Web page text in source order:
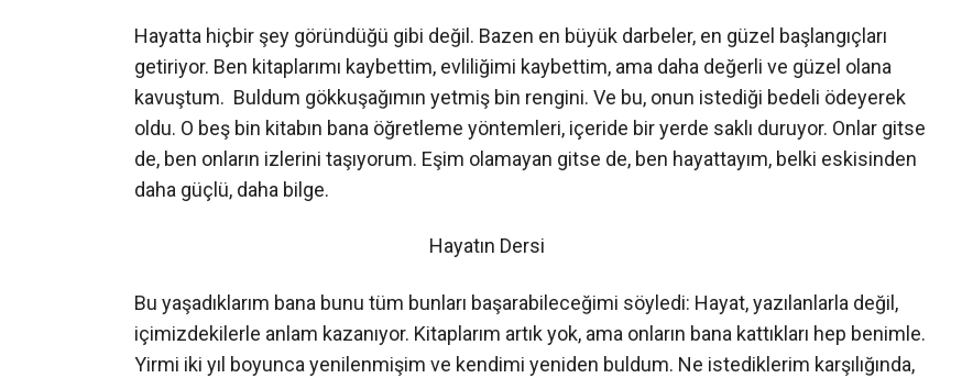
Hayatta hiçbir şey göründüğü gibi değil. Bazen en büyük darbeler, en güzel başlangıçları
getiriyor. Ben kitaplarımı kaybettim, evliliğimi kaybettim, ama daha değerli ve güzel olana
kavuştum. Buldum gökkuşağımın yetmiş bin rengini. Ve bu, onun istediği bedeli ödeyerek
oldu. O beş bin kitabın bana öğretleme yöntemleri, içeride bir yerde saklı duruyor. Onlar gitse
de, ben onların izlerini taşıyorum. Eşim olamayan gitse de, ben hayattayım, belki eskisinden
daha güçlü, daha bilge.
Hayatın Dersi
Bu yaşadıklarım bana bunu tüm bunları başarabileceğimi söyledi: Hayat, yazılanlarla değil,
içimizdekilerle anlam kazanıyor. Kitaplarım artık yok, ama onların bana kattıkları hep benimle.
Yirmi iki yıl boyunca yenilenmişim ve kendimi yeniden buldum. Ne istediklerim karşılığında,